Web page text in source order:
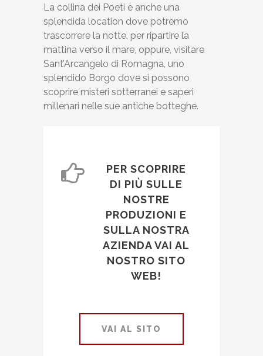
La collina dei Poeti è anche una
splendida location dove potremo
trascorrere la notte, per ripartire la
mattina verso il mare, oppure, visitare
Sant’Arcangelo di Romagna, uno
splendido Borgo dove si possono
scoprire misteri sotterranei e saperi
millenari nelle sue antiche botteghe.
PER SCOPRIRE
DI PIÙ SULLE
NOSTRE
PRODUZIONI E
SULLA NOSTRA
AZIENDA VAI AL
NOSTRO SITO
WEB!
VAI AL SITO